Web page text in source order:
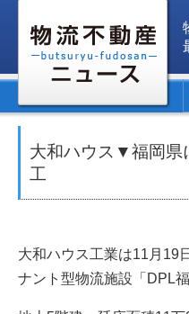
大和ハウス▼福岡県
工
大和ハウス工業は11月19
ナント型物流施設「DPL